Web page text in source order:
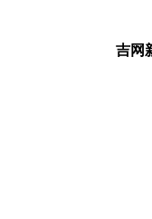
吉网